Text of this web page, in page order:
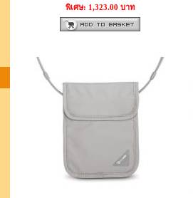
พิเศษ: 1,323.00 บาท